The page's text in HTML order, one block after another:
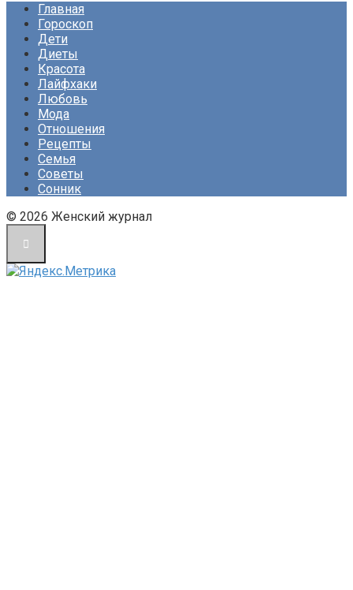
Главная
Гороскоп
Дети
Диеты
Красота
Лайфхаки
Любовь
Мода
Отношения
Рецепты
Семья
Советы
Сонник
© 2026 Женский журнал